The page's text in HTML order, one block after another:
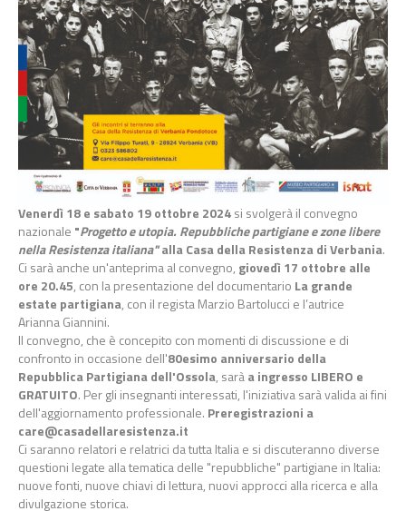
Venerdì 18 e sabato 19 ottobre 2024si svolgerà il convegno
nazionale "Progetto e utopia. Repubbliche partigiane e zone libere
nella Resistenza italiana"alla Casa della Resistenza di Verbania.
Ci sarà anche un'anteprima al convegno, giovedì 17 ottobre alle
ore 20.45, con la presentazione del documentario La grande
estate partigiana, con il regista Marzio Bartolucci e l’autrice
Arianna Giannini.
Il convegno, che è concepito con momenti di discussione e di
confronto in occasione dell'80esimo anniversario della
Repubblica Partigiana dell'Ossola, saràa ingresso LIBERO e
GRATUITO. Per gli insegnanti interessati, l'iniziativa sarà valida ai fini
dell'aggiornamento professionale. Preregistrazioni a
care@casadellaresistenza.it
Ci saranno relatori e relatrici da tutta Italia e si discuteranno diverse
questioni legate alla tematica delle "repubbliche" partigiane in Italia:
nuove fonti, nuove chiavi di lettura, nuovi approcci alla ricerca e alla
divulgazione storica.